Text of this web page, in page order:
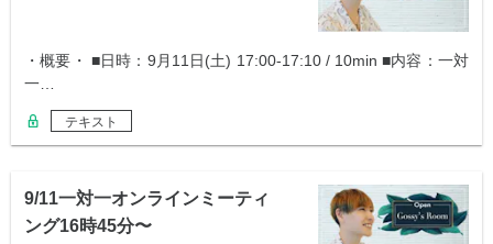
・概要・ ■日時：9月11日(土) 17:00-17:10 / 10min ■内容：一対
一…
テキスト
9/11一対一オンラインミーティ
ング16時45分〜